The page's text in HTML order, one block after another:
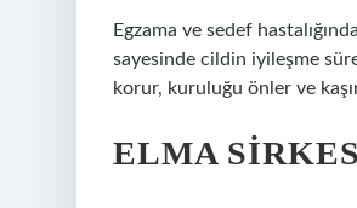
Egzama ve sedef
sayesinde cildin iyileşme
korur, kuruluğu önler ve
ELMA